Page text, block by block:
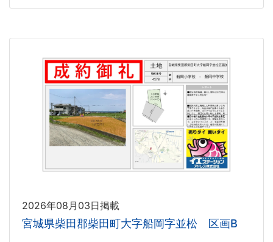
2026年08月03日掲載
宮城県柴田郡柴田町大字船岡字並松 区画B